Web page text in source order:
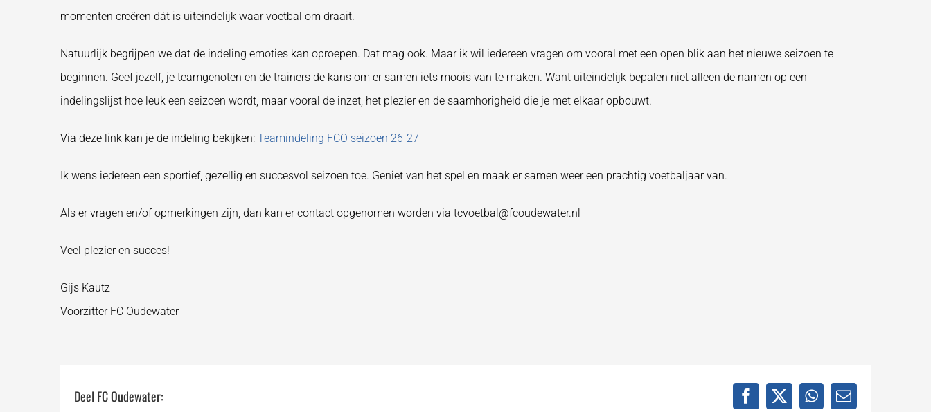
momenten creëren dát is uiteindelijk waar voetbal om draait.
Natuurlijk begrijpen we dat de indeling emoties kan oproepen. Dat mag ook. Maar ik wil iedereen vragen om vooral met een open blik aan het nieuwe seizoen te
beginnen. Geef jezelf, je teamgenoten en de trainers de kans om er samen iets moois van te maken. Want uiteindelijk bepalen niet alleen de namen op een
indelingslijst hoe leuk een seizoen wordt, maar vooral de inzet, het plezier en de saamhorigheid die je met elkaar opbouwt.
Via deze link kan je de indeling bekijken: Teamindeling FCO seizoen 26-27
Ik wens iedereen een sportief, gezellig en succesvol seizoen toe. Geniet van het spel en maak er samen weer een prachtig voetbaljaar van.
Als er vragen en/of opmerkingen zijn, dan kan er contact opgenomen worden via tcvoetbal@fcoudewater.nl
Veel plezier en succes!
Gijs Kautz
Voorzitter FC Oudewater
Deel FC Oudewater: Facebook
X WhatsApp
E-